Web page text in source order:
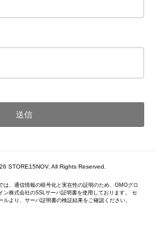
STORE15NOV. All Rights Reserved.
は、通信情報の暗号化と実在性の証明のため、GMOグロ
ン株式会社のSSLサーバ証明書を使用しております。 セ
ルより、サーバ証明書の検証結果をご確認ください。